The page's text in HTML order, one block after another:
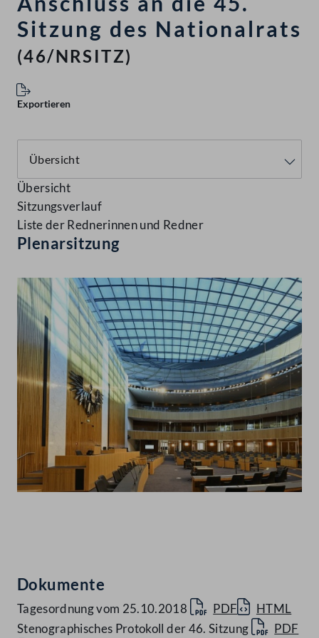
Sitzung des Nationalrats
(46/NRSITZ)
Exportieren
Übersicht
Sitzungsverlauf
Liste der Rednerinnen und Redner
Plenarsitzung
Dokumente
Tagesordnung vom 25.10.2018 PDF
HTML
Stenographisches Protokoll der 46. Sitzung
PDF